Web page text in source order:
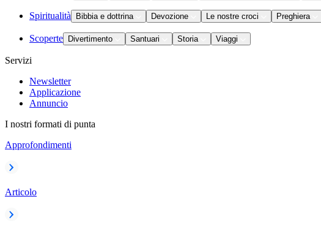
Spiritualità Bibbia e dottrina Devozione Le nostre croci Preghiera
Scoperte Divertimento Santuari Storia Viaggi
Servizi
Newsletter
Applicazione
Annuncio
I nostri formati di punta
Approfondimenti
Articolo